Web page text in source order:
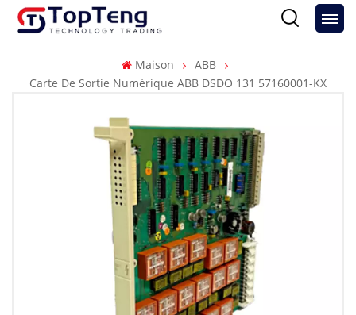
Maison
ABB
Carte De Sortie Numérique ABB DSDO 131 57160001-KX